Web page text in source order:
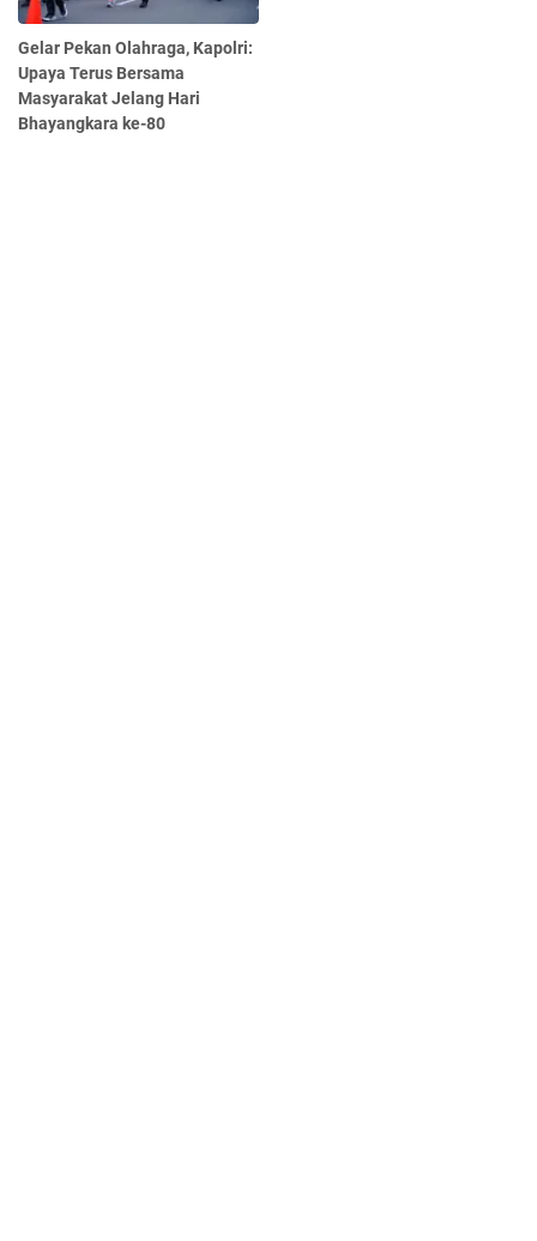
Gelar Pekan Olahraga, Kapolri:
Upaya Terus Bersama
Masyarakat Jelang Hari
Bhayangkara ke-80